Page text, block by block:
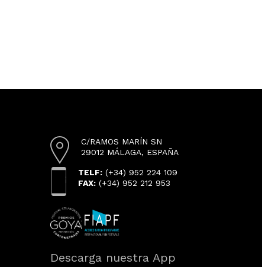
C/RAMOS MARÍN SN
29012 MÁLAGA, ESPAÑA
TELF:(+34) 952 224 109
FAX:(+34) 952 212 953
Descarga nuestra App